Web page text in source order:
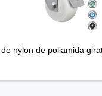
nylon de poliamida